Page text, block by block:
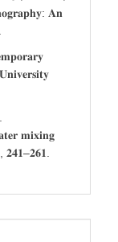
𝐀𝐧
𝐦𝐢𝐱𝐢𝐧𝐠
𝟐𝟒𝟏–𝟐𝟔𝟏.